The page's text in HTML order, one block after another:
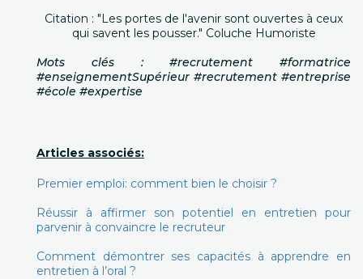
Citation : "Les portes de l'avenir sont ouvertes à ceux
qui savent les pousser." Coluche Humoriste
Mots clés : #recrutement #formatrice
#enseignementSupérieur #recrutement #entreprise
#école #expertise
Articles associés:
Premier emploi: comment bien le choisir ?
Réussir à affirmer son potentiel en entretien pour
parvenir à convaincre le recruteur
Comment démontrer ses capacités à apprendre en
entretien à l’oral ?